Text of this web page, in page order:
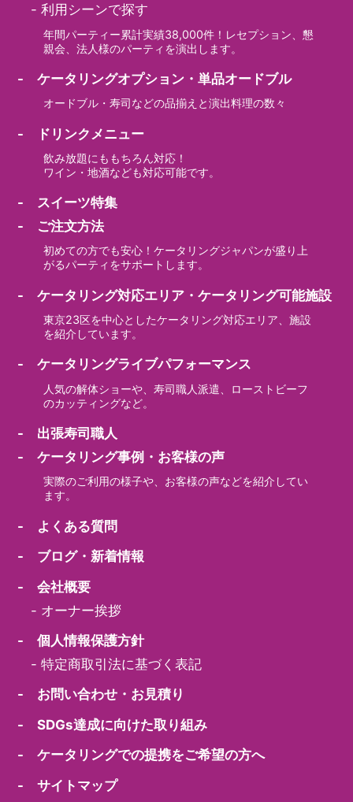
-利用シーンで探す
年間パーティー累計実績38,000件！レセプション、懇
親会、法人様のパーティを演出します。
- ケータリングオプション・単品オードブル
オードブル・寿司などの品揃えと演出料理の数々
- ドリンクメニュー
飲み放題にももちろん対応！
ワイン・地酒なども対応可能です。
- スイーツ特集
- ご注文方法
初めての方でも安心！ケータリングジャパンが盛り上
がるパーティをサポートします。
- ケータリング対応エリア・ケータリング可能施設
東京23区を中心としたケータリング対応エリア、施設
を紹介しています。
- ケータリングライブパフォーマンス
人気の解体ショーや、寿司職人派遣、ローストビーフ
のカッティングなど。
- 出張寿司職人
- ケータリング事例・お客様の声
実際のご利用の様子や、お客様の声などを紹介してい
ます。
- よくある質問
- ブログ・新着情報
- 会社概要
- オーナー挨拶
- 個人情報保護方針
-特定商取引法に基づく表記
- お問い合わせ・お見積り
- SDGs達成に向けた取り組み
- ケータリングでの提携をご希望の方へ
- サイトマップ